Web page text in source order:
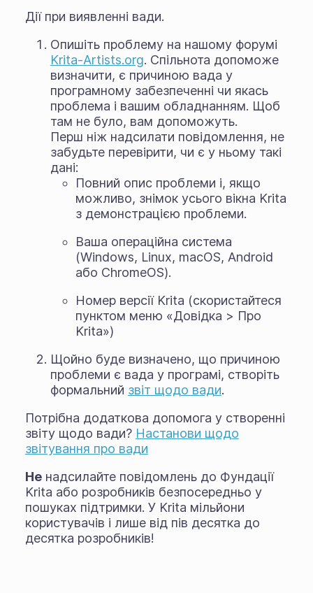
Дії при виявленні вади.
Опишіть проблему на нашому форумі
Krita-Artists.org. Спільнота допоможе
визначити, є причиною вада у
програмному забезпеченні чи якась
проблема і вашим обладнанням. Щоб
там не було, вам допоможуть.
Перш ніж надсилати повідомлення, не
забудьте перевірити, чи є у ньому такі
дані:
Повний опис проблеми і, якщо
можливо, знімок усього вікна Krita
з демонстрацією проблеми.
Ваша операційна система
(Windows, Linux, macOS, Android
або ChromeOS).
Номер версії Krita (скористайтеся
пунктом меню «Довідка > Про
Krita»)
Щойно буде визначено, що причиною
проблеми є вада у програмі, створіть
формальний звіт щодо вади.
Потрібна додаткова допомога у створенні
звіту щодо вади? Настанови щодо
звітування про вади
Ненадсилайте повідомлень до Фундації
Krita або розробників безпосередньо у
пошуках підтримки. У Krita мільйони
користувачів і лише від пів десятка до
десятка розробників!